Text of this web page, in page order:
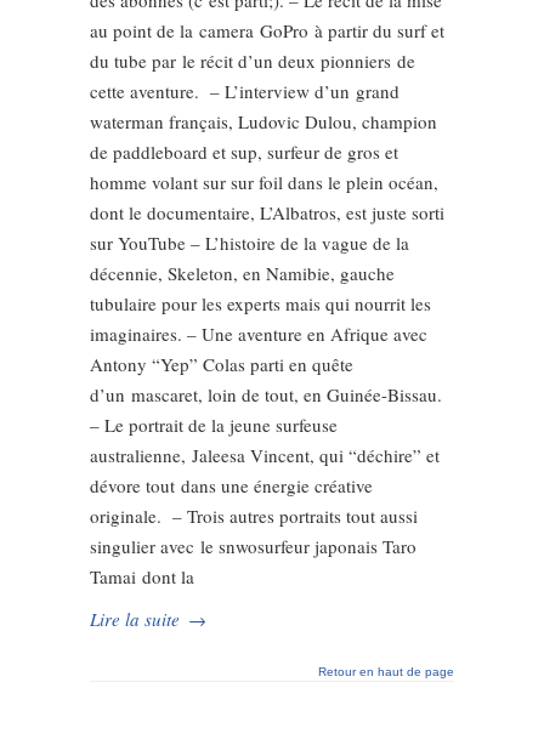
au point de la camera GoPro à partir du surf et
du tube par le récit d’un deux pionniers de
cette aventure. – L’interview d’un grand
waterman français, Ludovic Dulou, champion
de paddleboard et sup, surfeur de gros et
homme volant sur sur foil dans le plein océan,
dont le documentaire, L’Albatros, est juste sorti
sur YouTube – L’histoire de la vague de la
décennie, Skeleton, en Namibie, gauche
tubulaire pour les experts mais qui nourrit les
imaginaires. – Une aventure en Afrique avec
Antony “Yep” Colas parti en quête
d’un mascaret, loin de tout, en Guinée-Bissau.
– Le portrait de la jeune surfeuse
australienne, Jaleesa Vincent, qui “déchire” et
dévore tout dans une énergie créative
originale. – Trois autres portraits tout aussi
singulier avec le snwosurfeur japonais Taro
Tamai dont la
Lire la suite →
Retour en haut de page